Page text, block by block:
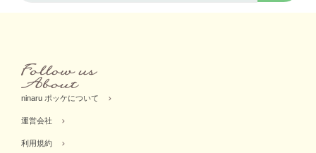
ninaru ポッケについて
運営会社
利用規約